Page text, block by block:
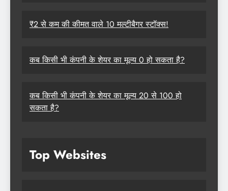
₹2 से कम की कीमत वाले 10 मल्टीबैगर स्टॉक्स!
कब किसी भी कंपनी के शेयर का मूल्य 0 हो सकता है?
कब किसी भी कंपनी के शेयर का मूल्य 20 से 100 हो
सकता है?
Top Websites